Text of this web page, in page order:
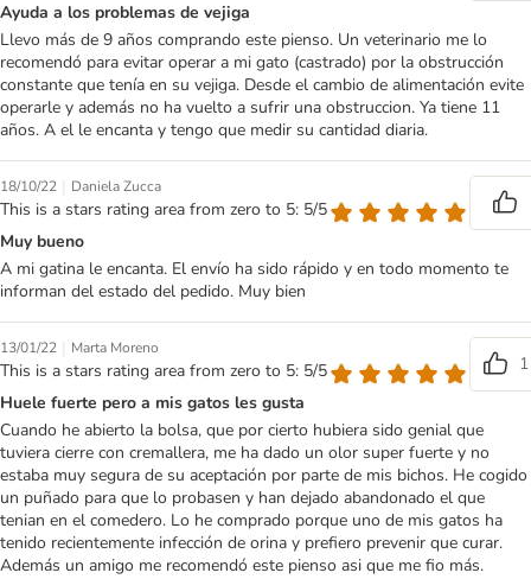
Ayuda a los problemas de vejiga
Llevo más de 9 años comprando este pienso. Un veterinario me lo
recomendó para evitar operar a mi gato (castrado) por la obstrucción
constante que tenía en su vejiga. Desde el cambio de alimentación evite
operarle y además no ha vuelto a sufrir una obstruccion. Ya tiene 11
años. A el le encanta y tengo que medir su cantidad diaria.
18/10/22 | Daniela Zucca
This is a stars rating area from zero to 5: 5/5
Muy bueno
A mi gatina le encanta. El envío ha sido rápido y en todo momento te
informan del estado del pedido. Muy bien
13/01/22 | Marta Moreno
This is a stars rating area from zero to 5: 5/5
1
Huele fuerte pero a mis gatos les gusta
Cuando he abierto la bolsa, que por cierto hubiera sido genial que
tuviera cierre con cremallera, me ha dado un olor super fuerte y no
estaba muy segura de su aceptación por parte de mis bichos. He cogido
un puñado para que lo probasen y han dejado abandonado el que
tenian en el comedero. Lo he comprado porque uno de mis gatos ha
tenido recientemente infección de orina y prefiero prevenir que curar.
Además un amigo me recomendó este pienso asi que me fio más.